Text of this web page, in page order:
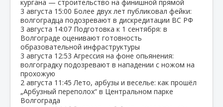
кургана — строительство на финишной прямой
3 августа 15:00 Более двух лет публиковал фейки:
волгоградца подозревают в дискредитации ВС РФ
3 августа 14:07 Подготовка к 1 сентября: в
Волгограде оценивают готовность
образовательной инфраструктуры
3 августа 12:53 Агрессия на фоне опьянения:
волгоградку подозревают в нападении с ножом на
прохожую
2 августа 11:45 Лето, арбузы и веселье: как прошёл
„Арбузный переполох“ в Центральном парке
Волгограда